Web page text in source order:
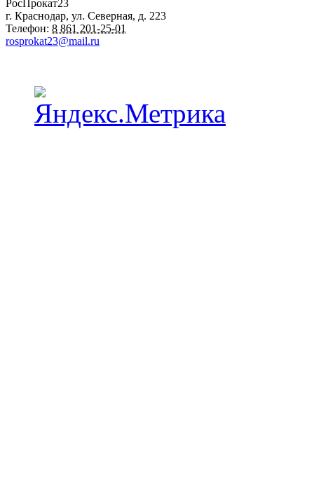
РосПрокат23
г. Краснодар, ул. Северная, д. 223
Телефон: 8 861 201-25-01
rosprokat23@mail.ru